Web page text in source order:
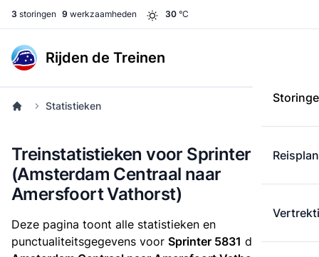
3 storingen 9 werkzaamheden 30 °C
Rijden de Treinen
Statistieken
Treinstatistieken voor Sprinter 5831
(Amsterdam Centraal naar
Amersfoort Vathorst)
Deze pagina toont alle statistieken en
punctualiteitsgegevens voor Sprinter 5831 dievan